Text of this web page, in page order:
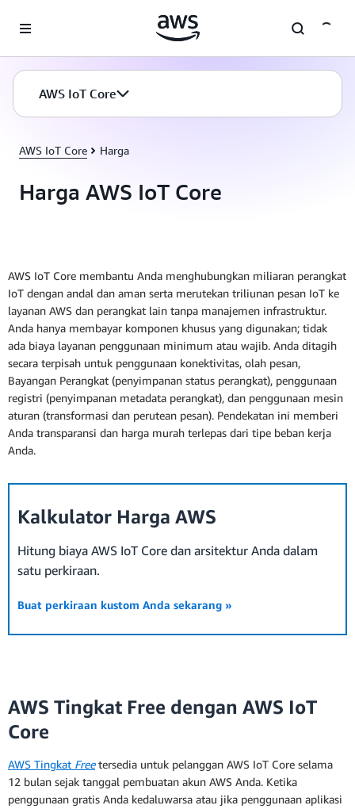
AWS IoT Core
AWS IoT Core Harga
Harga AWS IoT Core
AWS IoT Core membantu Anda menghubungkan miliaran perangkat
IoT dengan andal dan aman serta merutekan triliunan pesan IoT ke
layanan AWS dan perangkat lain tanpa manajemen infrastruktur.
Anda hanya membayar komponen khusus yang digunakan; tidak
ada biaya layanan penggunaan minimum atau wajib. Anda ditagih
secara terpisah untuk penggunaan konektivitas, olah pesan,
Bayangan Perangkat (penyimpanan status perangkat), penggunaan
registri (penyimpanan metadata perangkat), dan penggunaan mesin
aturan (transformasi dan perutean pesan). Pendekatan ini memberi
Anda transparansi dan harga murah terlepas dari tipe beban kerja
Anda.
Kalkulator Harga AWS
Hitung biaya AWS IoT Core dan arsitektur Anda dalam
satu perkiraan.
Buat perkiraan kustom Anda sekarang »
AWS Tingkat Free dengan AWS IoT
Core
AWS Tingkat Freetersedia untuk pelanggan AWS IoT Core selama
12 bulan sejak tanggal pembuatan akun AWS Anda. Ketika
penggunaan gratis Anda kedaluwarsa atau jika penggunaan aplikasi